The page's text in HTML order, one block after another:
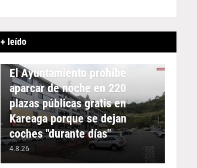
+ leído
APARCAMIENTO
El Ayuntamiento prohíbe
aparcar de noche en 220
plazas públicas gratis en
Kareaga porque se dejan
coches "durante días"
4.8.26